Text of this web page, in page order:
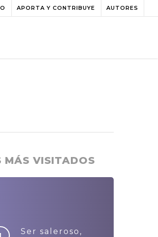
APORTA Y CONTRIBUYE AUTORES
MÁS VISITADOS
Ser saleroso,